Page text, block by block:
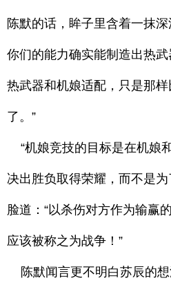
陈默的话，眸子里含着一抹
你们的能力确实能制造出热
热武器和机娘适配，只是那
了。”
“机娘竞技的目标是在机娘
决出胜负取得荣耀，而不是
脸道：“以杀伤对方作为输赢
应该被称之为战争！”
陈默闻言更不明白苏辰的想